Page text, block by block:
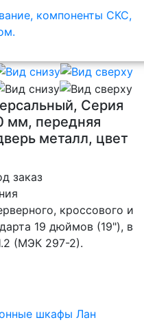
Серия
мм, передняя
металл, цвет
заказ
кроссового и
19 дюймов (19"), в
(МЭК 297-2).
шкафы Лан